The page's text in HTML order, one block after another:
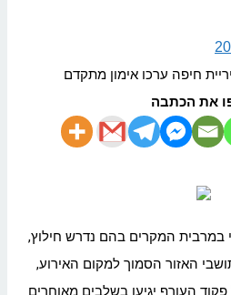
את הכתבה
במרבית המקרים בהם נדרש חילוץ,
האזור הסמוך למקום האירוע,
העורף יגיעו בשלבים מאוחרים